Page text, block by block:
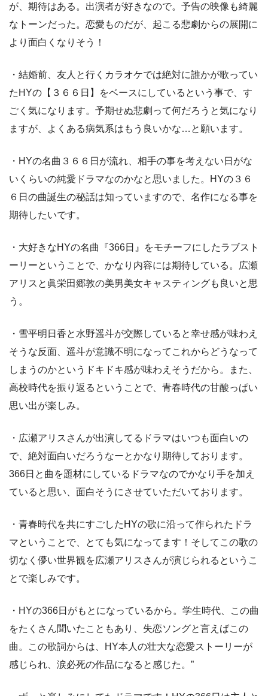
が、期待はある。出演者が好きなので。予告の映像も綺麗
なトーンだった。恋愛ものだが、起こる悲劇からの展開に
より面白くなりそう！
・結婚前、友人と行くカラオケでは絶対に誰かが歌ってい
たHYの【３６６日】をベースにしているという事で、す
ごく気になります。予期せぬ悲劇って何だろうと気になり
ますが、よくある病気系はもう良いかな…と願います。
・HYの名曲３６６日が流れ、相手の事を考えない日がな
いくらいの純愛ドラマなのかなと思いました。HYの３６
６日の曲誕生の秘話は知っていますので、名作になる事を
期待したいです。
・大好きなHYの名曲『366日』をモチーフにしたラブスト
ーリーということで、かなり内容には期待している。広瀬
アリスと眞栄田郷敦の美男美女キャスティングも良いと思
う。
・雪平明日香と水野遥斗が交際していると幸せ感が味わえ
そうな反面、遥斗が意識不明になってこれからどうなって
しまうのかというドキドキ感が味わえそうだから。また、
高校時代を振り返るということで、青春時代の甘酸っぱい
思い出が楽しみ。
・広瀬アリスさんが出演してるドラマはいつも面白いの
で、絶対面白いだろうなーとかなり期待しております。
366日と曲を題材にしているドラマなのでかなり手を加え
ていると思い、面白そうにさせていただいております。
・青春時代を共にすごしたHYの歌に沿って作られたドラ
マということで、とても気になってます！そしてこの歌の
切なく儚い世界観を広瀬アリスさんが演じられるというこ
とで楽しみです。
・HYの366日がもとになっているから。学生時代、この曲
をたくさん聞いたこともあり、失恋ソングと言えばこの
曲。この歌詞からは、HY本人の壮大な恋愛ストーリーが
感じられ、涙必死の作品になると感じた。”